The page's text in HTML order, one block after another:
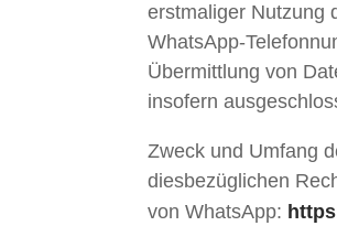
erstmaliger Nutzung
WhatsApp-
Übermittlung von
insofern
Zweck und Umfang
diesbezüglichen
von WhatsApp: